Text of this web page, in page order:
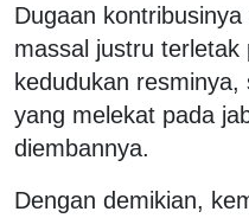
Dugaan
massal justru terletak
kedudukan
yang melekat pada
diembannya.
Dengan demikian,